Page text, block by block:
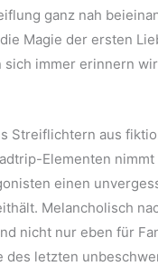
ganz nah
Magie der ersten
sich immer erinnern
Streiflichtern aus
Elementen
einen
Melancholisch
nicht nur eben für
des letzten